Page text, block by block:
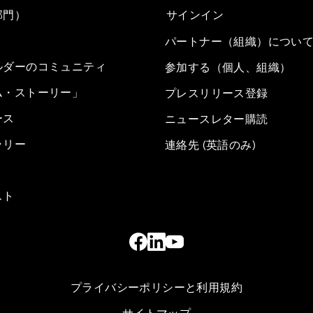
）
ーのコミュニティ
ストーリー」
リー
サインイン
パートナー（組織）につい
参加する（個人、組織）
プレスリリース登録
ニュースレター購読
連絡先 (英語のみ)
プライバシーポリシーと利用規約